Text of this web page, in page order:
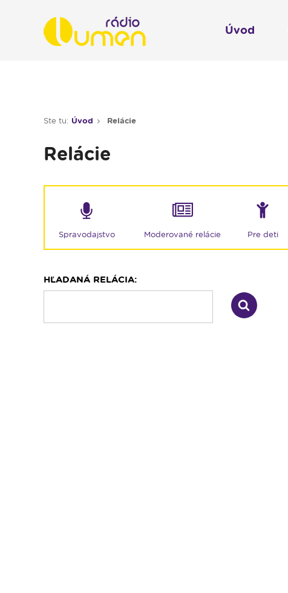
Ste tu: Úvod Relácie
Relácie
Spravodajstvo Moderované relácie Pre deti
HĽADANÁ RELÁCIA:
Úvod
Moderované relácie
Pre deti
Piesne na želanie
Dopravný servis